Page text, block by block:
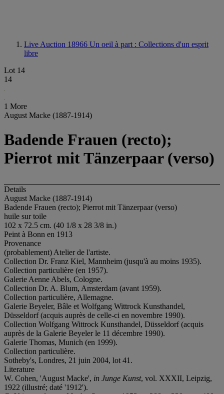
Live Auction 18966 Un oeil à part : Collections d'un esprit
libre
Lot 14
14
1 More
August Macke (1887-1914)
Badende Frauen (recto);
Pierrot mit Tänzerpaar (verso)
Details
August Macke (1887-1914)
Badende Frauen (recto); Pierrot mit Tänzerpaar (verso)
huile sur toile
102 x 72.5 cm. (40 1/8 x 28 3/8 in.)
Peint à Bonn en 1913
Provenance
(probablement) Atelier de l'artiste.
Collection Dr. Franz Kiel, Mannheim (jusqu'à au moins 1935).
Collection particulière (en 1957).
Galerie Aenne Abels, Cologne.
Collection Dr. A. Blum, Amsterdam (avant 1959).
Collection particulière, Allemagne.
Galerie Beyeler, Bâle et Wolfgang Wittrock Kunsthandel,
Düsseldorf (acquis auprès de celle-ci en novembre 1990).
Collection Wolfgang Wittrock Kunsthandel, Düsseldorf (acquis
auprès de la Galerie Beyeler le 11 décembre 1990).
Galerie Thomas, Munich (en 1999).
Collection particulière.
Sotheby's, Londres, 21 juin 2004, lot 41.
Literature
W. Cohen, 'August Macke', in Junge Kunst, vol. XXXII, Leipzig,
1922 (illustré; daté '1912').